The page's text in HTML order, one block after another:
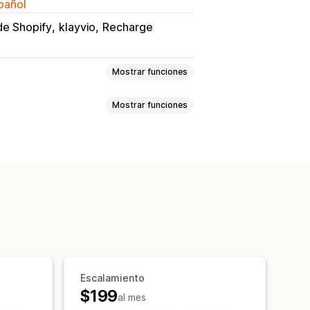
Shopify klayvio Recharge
Mostrar funciones
en tiempo real
Mostrar funciones
Escalamiento
$199al mes